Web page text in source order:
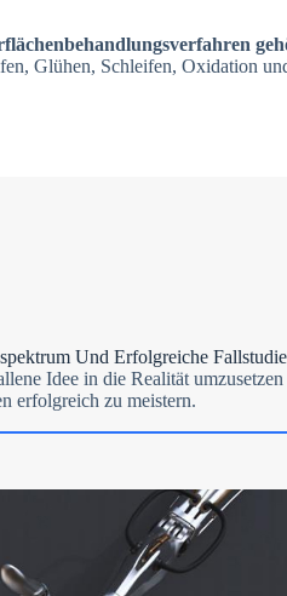
Glühen, Schleifen, Oxidation
Und Erfolgreiche
Idee in die Realität
erfolgreich zu meistern.